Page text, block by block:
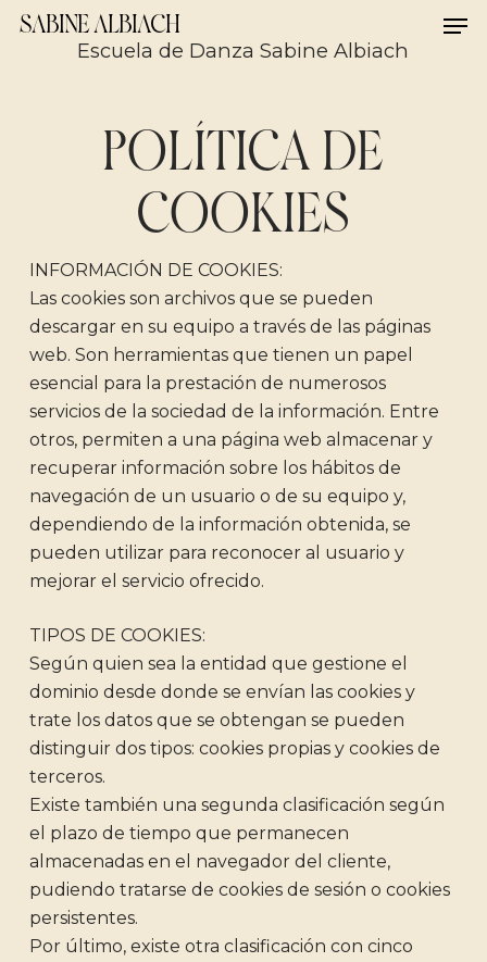
Skip
SABINE ALBIACH
Escuela de Danza Sabine Albiach
POLÍTICA DE
COOKIES
INFORMACIÓN DE COOKIES:
Las cookies son archivos que se pueden
descargar en su equipo a través de las páginas
web. Son herramientas que tienen un papel
esencial para la prestación de numerosos
servicios de la sociedad de la información. Entre
otros, permiten a una página web almacenar y
recuperar información sobre los hábitos de
navegación de un usuario o de su equipo y,
dependiendo de la información obtenida, se
pueden utilizar para reconocer al usuario y
mejorar el servicio ofrecido.
TIPOS DE COOKIES:
Según quien sea la entidad que gestione el
dominio desde donde se envían las cookies y
trate los datos que se obtengan se pueden
distinguir dos tipos: cookies propias y cookies de
terceros.
Existe también una segunda clasificación según
el plazo de tiempo que permanecen
almacenadas en el navegador del cliente,
pudiendo tratarse de cookies de sesión o cookies
persistentes.
Por último, existe otra clasificación con cinco